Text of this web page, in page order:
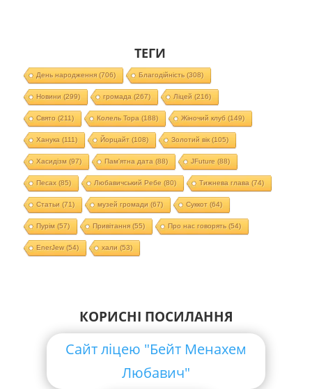
ТЕГИ
День народження(706) Благодійність (308)
Новини (299) громада (267) Ліцей (216)
Свято (211) Колель Тора (188) Жіночий клуб (149)
Ханука (111) Йорцайт (108) Золотий вік(105)
Хасидізм (97) Пам'ятна дата (88) JFuture (88)
Песах(85) Любавичський Ребе (80) Тижнева глава (74)
Статьи (71) музей громади (67) Суккот (64)
Пурім (57) Привітання(55) Про нас говорять (54)
EnerJew(54) хали (53)
КОРИСНІ ПОСИЛАННЯ
Сайт ліцею "Бейт Менахем
Любавич"